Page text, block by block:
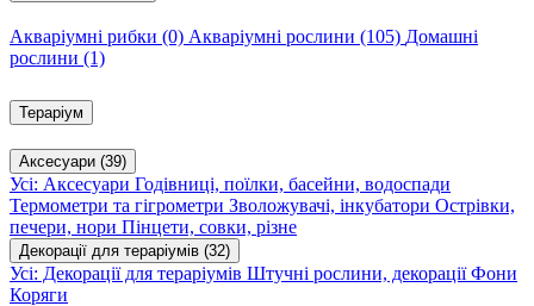
Акваріумні рибки (0) Акваріумні рослини (105) Домашні
рослини (1)
Тераріум
Аксесуари (39)
Усі: Аксесуари Годівниці, поїлки, басейни, водоспади
Термометри та гігрометри Зволожувачі, інкубатори Острівки,
печери, нори Пінцети, совки, різне
Декорації для тераріумів (32)
Усі: Декорації для тераріумів Штучні рослини, декораціїФони
Коряги